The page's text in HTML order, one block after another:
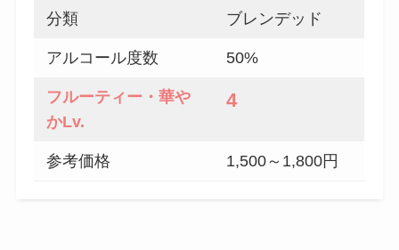
分類 ブレンデッド
アルコール度数 50%
フルーティー ・華や
かLv.
4
参考価格 1,500～1,800円